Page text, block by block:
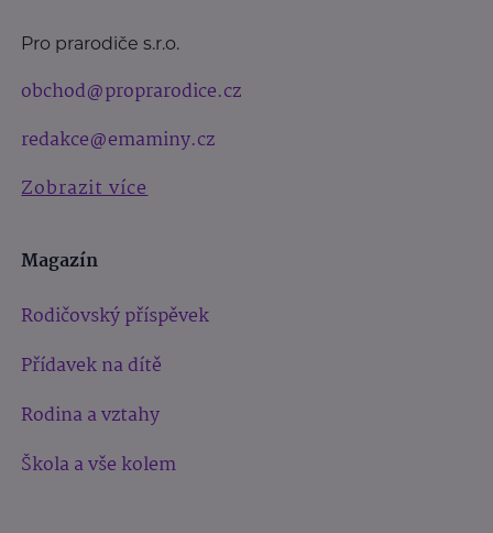
Pro prarodiče s.r.o.
obchod@proprarodice.cz
redakce@emaminy.cz
Zobrazit více
Magazín
Rodičovský příspěvek
Přídavek na dítě
Rodina a vztahy
Škola a vše kolem